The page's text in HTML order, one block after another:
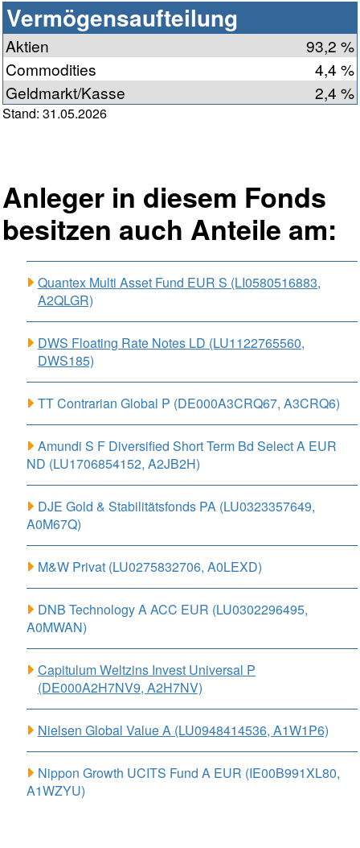
Vermögensaufteilung
Aktien
93,2 %
Commodities
4,4 %
Geldmarkt/Kasse
2,4 %
Stand: 31.05.2026
Anleger in diesem Fonds
besitzen auch Anteile am:
Quantex Multi Asset Fund EUR S (LI0580516883,
A2QLGR)
DWS Floating Rate Notes LD (LU1122765560,
DWS185)
TT Contrarian Global P (DE000A3CRQ67, A3CRQ6)
Amundi S F Diversified Short Term Bd Select A EUR
ND (LU1706854152, A2JB2H)
DJE Gold & Stabilitätsfonds PA (LU0323357649,
A0M67Q)
M&W Privat (LU0275832706, A0LEXD)
DNB Technology A ACC EUR (LU0302296495,
A0MWAN)
Capitulum Weltzins Invest Universal P
(DE000A2H7NV9, A2H7NV)
Nielsen Global Value A (LU0948414536, A1W1P6)
Nippon Growth UCITS Fund A EUR (IE00B991XL80,
A1WZYU)